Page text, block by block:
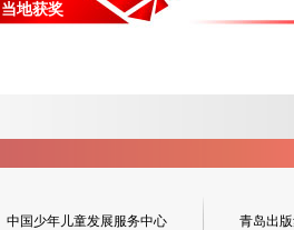
当地获奖
中国少年儿童发展服务中心 青岛出